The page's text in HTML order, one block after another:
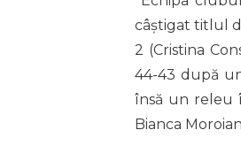
câștigat titlul
2 (Cristina
44-43 după
însă un releu
Bianca